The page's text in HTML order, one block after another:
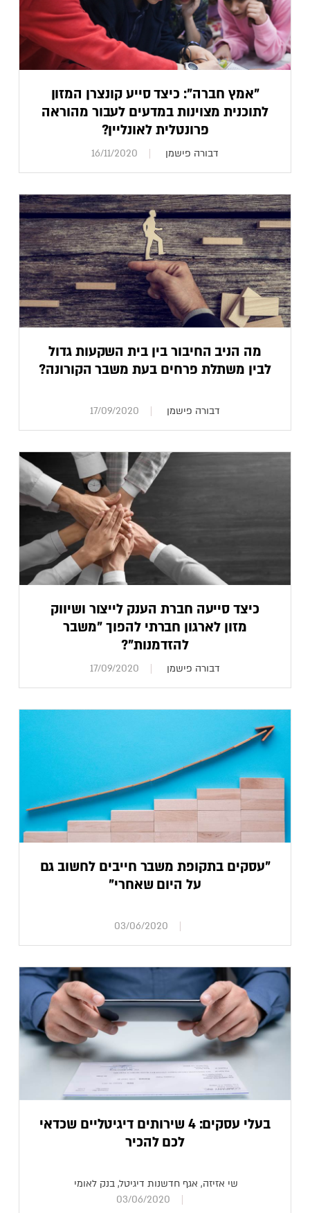
"אמץ חברה": כיצד סייע קונצרן המזון
לתוכנית מצוינות במדעים לעבור מהוראה
פרונטלית לאונליין?
דבורה פישמן 16/11/2020
מה הניב החיבור בין בית השקעות גדול
לבין משתלת פרחים בעת משבר הקורונה?
דבורה פישמן 17/09/2020
כיצד סייעה חברת הענק לייצור ושיווק
מזון לארגון חברתי להפוך "משבר
להזדמנות"?
דבורה פישמן 17/09/2020
"עסקים בתקופת משבר חייבים לחשוב גם
על היום שאחרי"
03/06/2020
בעלי עסקים: 4 שירותים דיגיטליים שכדאי
לכם להכיר
שי אזיזה, אגף חדשנות דיגיטל, בנק לאומי
03/06/2020